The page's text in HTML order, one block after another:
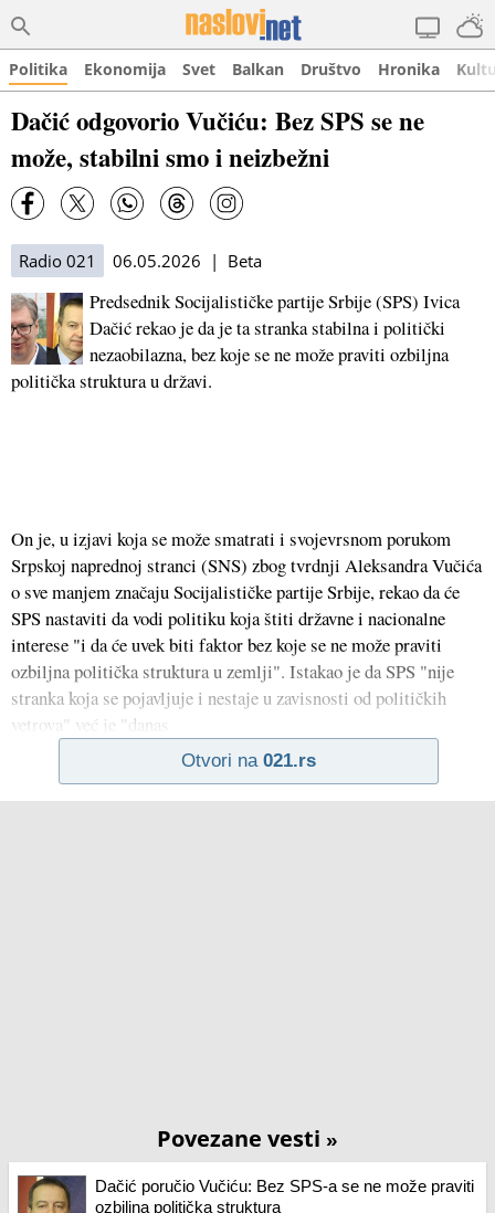
Politika Ekonomija Svet Balkan Društvo Hronika
Dačić odgovorio Vučiću: Bez SPS se ne
može, stabilni smo i neizbežni
Radio 021 06.05.2026 | Beta
Predsednik Socijalističke partije Srbije (SPS) Ivica
Dačić rekao je da je ta stranka stabilna i politički
nezaobilazna, bez koje se ne može praviti ozbiljna
politička struktura u državi.
On je, u izjavi koja se može smatrati i svojevrsnom porukom
Srpskoj naprednoj stranci (SNS) zbog tvrdnji Aleksandra Vučića
o sve manjem značaju Socijalističke partije Srbije, rekao da će
SPS nastaviti da vodi politiku koja štiti državne i nacionalne
interese "i da će uvek biti faktor bez koje se ne može praviti
ozbiljna politička struktura u zemlji". Istakao je da SPS "nije
stranka koja se pojavljuje i nestaje u zavisnosti od političkih
vetrova" već je "danas
Otvori na 021.rs
Povezane vesti »
Dačić poručio Vučiću: Bez SPS-a se ne može praviti
ozbiljna politička struktura